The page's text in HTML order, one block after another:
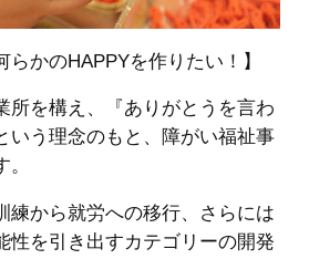
らかのHAPPYを作りたい！】
所を構え、『ありがとうを言わ
いう理念のもと、障がい福祉事
練から就労への移行、さらには
性を引き出すカテゴリーの開発